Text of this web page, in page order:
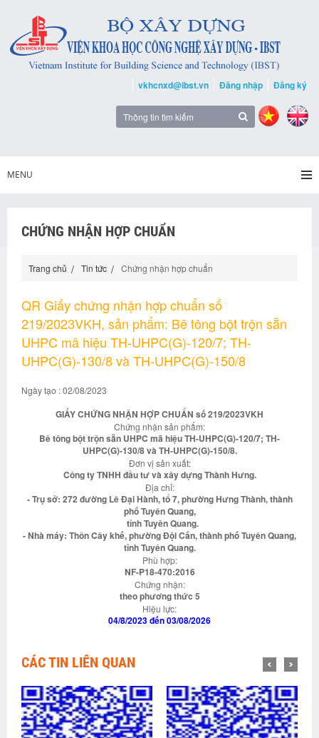
vkhcnxd@ibst.vn Đăng nhập Đăng ký
MENU
CHỨNG NHẬN HỢP CHUẨN
Trang chủ Tin tức Chứng nhận hợp chuẩn
QR Giấy chứng nhận hợp chuẩn số
219/2023VKH, sản phẩm: Bê tông bột trộn sẵn
UHPC mã hiệu TH-UHPC(G)-120/7; TH-
UHPC(G)-130/8 và TH-UHPC(G)-150/8
Ngày tạo : 02/08/2023
GIẤY CHỨNG NHẬN HỢP CHUẨN số 219/2023VKH
Chứng nhận sản phẩm:
Bê tông bột trộn sẵn UHPC mã hiệu TH-UHPC(G)-120/7; TH-
UHPC(G)-130/8 và TH-UHPC(G)-150/8.
Đơn vị sản xuất:
Công ty TNHH đầu tư và xây dựng Thành Hưng.
Địa chỉ:
- Trụ sở: 272 đường Lê Đại Hành, tổ 7, phường Hưng Thành, thành
phố Tuyên Quang,
tỉnh Tuyên Quang.
- Nhà máy: Thôn Cây khế, phường Đội Cấn, thành phố Tuyên Quang,
tỉnh Tuyên Quang.
Phù hợp:
NF-P18-470:2016
Chứng nhận:
theo phương thức 5
Hiệu lực:
04/8/2023 đến 03/08/2026
CÁC TIN LIÊN QUAN